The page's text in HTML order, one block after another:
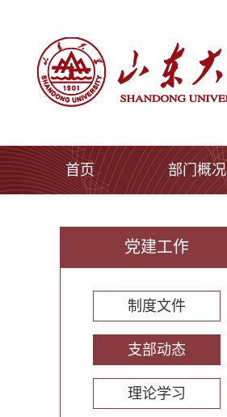
首页 部门概况
党建工作
制度文件
支部动态
理论学习